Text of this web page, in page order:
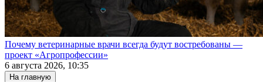
Почему ветеринарные врачи всегда будут востребованы —
проект «Агропрофессии»
6 августа 2026, 10:35
На главную